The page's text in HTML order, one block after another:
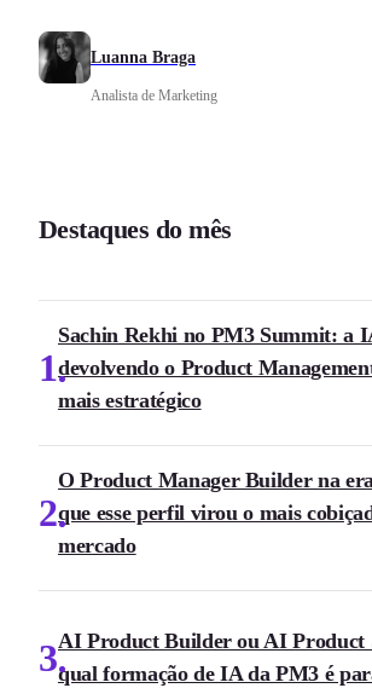
Luanna Braga
Analista de Marketing
Destaques do mês
1
Sachin Rekhi no PM3 Summit: a
devolvendo o Product
mais estratégico
2
O Product Manager Builder na
que esse perfil virou o mais
mercado
3AI Product Builder ou AI Product
qual formação de IA da PM3 é